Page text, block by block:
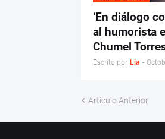
‘En diálogo
al humorista
Chumel
Escrito por Lia -
Artículo Anterior